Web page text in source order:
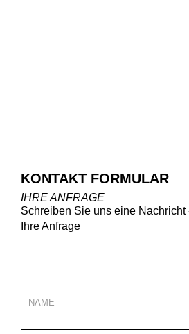
KONTAKT FORMULAR
IHRE ANFRAGE
Schreiben Sie uns eine Nachricht
Ihre Anfrage